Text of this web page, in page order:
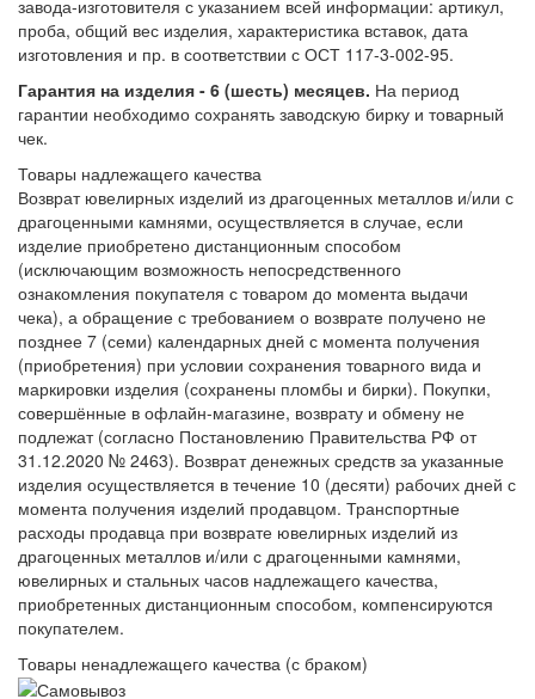
завода-изготовителя с указанием всей информации: артикул,
проба, общий вес изделия, характеристика вставок, дата
изготовления и пр. в соответствии с ОСТ 117-3-002-95.
Гарантия на изделия - 6 (шесть) месяцев. На период
гарантии необходимо сохранять заводскую бирку и товарный
чек.
Товары надлежащего качества
Возврат ювелирных изделий из драгоценных металлов и/или с
драгоценными камнями, осуществляется в случае, если
изделие приобретено дистанционным способом
(исключающим возможность непосредственного
ознакомления покупателя с товаром до момента выдачи
чека), а обращение с требованием о возврате получено не
позднее 7 (семи) календарных дней с момента получения
(приобретения) при условии сохранения товарного вида и
маркировки изделия (сохранены пломбы и бирки). Покупки,
совершённые в офлайн-магазине, возврату и обмену не
подлежат (согласно Постановлению Правительства РФ от
31.12.2020 № 2463). Возврат денежных средств за указанные
изделия осуществляется в течение 10 (десяти) рабочих дней с
момента получения изделий продавцом. Транспортные
расходы продавца при возврате ювелирных изделий из
драгоценных металлов и/или с драгоценными камнями,
ювелирных и стальных часов надлежащего качества,
приобретенных дистанционным способом, компенсируются
покупателем.
Товары ненадлежащего качества (с браком)